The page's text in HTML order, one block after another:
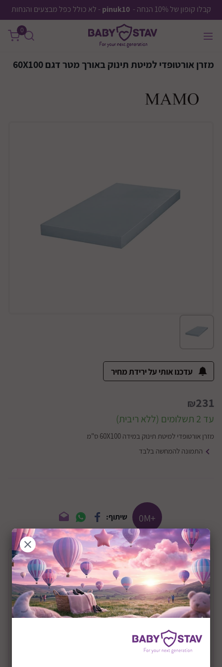
קבלו קופון של 10% הנחה - pinuk10 - לא כולל כפל מבצעים והנחות
0
מזרן אורטופדי למיטת תינוק באורך מטר דגם 60X100
עדכנו אותי על ירידת מחיר
₪231
עד 2 תשלומים (ללא ריבית)
מזרן אורטופדי למיטת תינוק במידה 60X100 ס"מ
התמונה להמחשה בלבד
+0M שיתוף:
תיאור המוצר
מזרן למיטת תינוק באורך מטר 60X100 -
אורטופדי
מגיע במידה 60X100 ס"מ.